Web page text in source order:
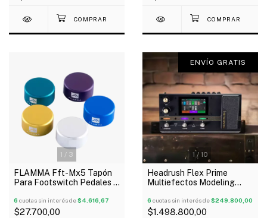
1 / 3
FLAMMA Fft-Mx5 Tapón
Para Footswitch Pedales X
6 cuotas sin interés de$4.616,67
$27.700,00
1 / 10
ENVÍO GRATIS
Headrush Flex Prime
Multiefectos Modeling
Wi-Fi
6 cuotas sin interés de$249.800,00
$1.498.800,00